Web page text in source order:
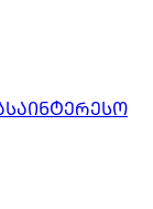
ᲡᲐᲘᲜᲢᲔᲠᲔᲡᲝ